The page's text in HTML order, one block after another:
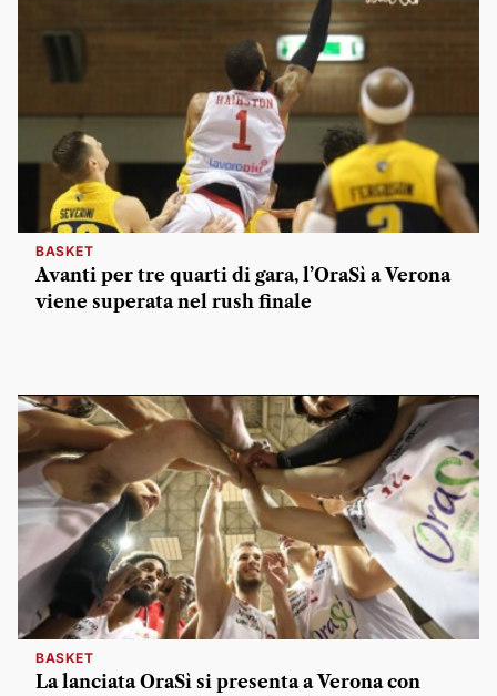
BASKET
Avanti per tre quarti di gara, l’OraSì a Verona
viene superata nel rush finale
BASKET
La lanciata OraSì si presenta a Verona con